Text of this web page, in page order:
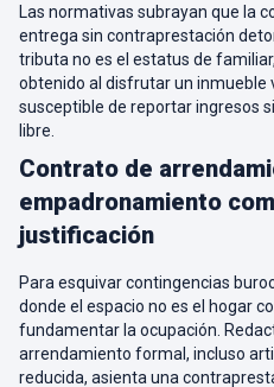
Las normativas subrayan que la
entrega sin contraprestación
tributa no es el estatus de
obtenido al disfrutar un inmueble
susceptible de reportar ingresos
libre.
Contrato de
empadronamiento
justificación
Para esquivar contingencias
donde el espacio no es el hogar
fundamentar la ocupación.
arrendamiento formal, incluso
reducida, asienta una